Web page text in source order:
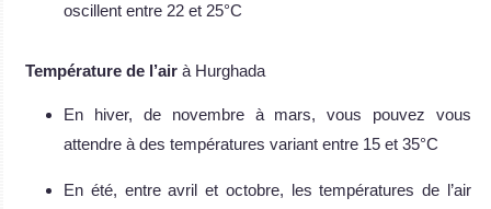
oscillent entre 22 et 25°C
Température de l’air à Hurghada
En hiver, de novembre à mars, vous pouvez vous
attendre à des températures variant entre 15 et 35°C
En été, entre avril et octobre, les températures de l’air